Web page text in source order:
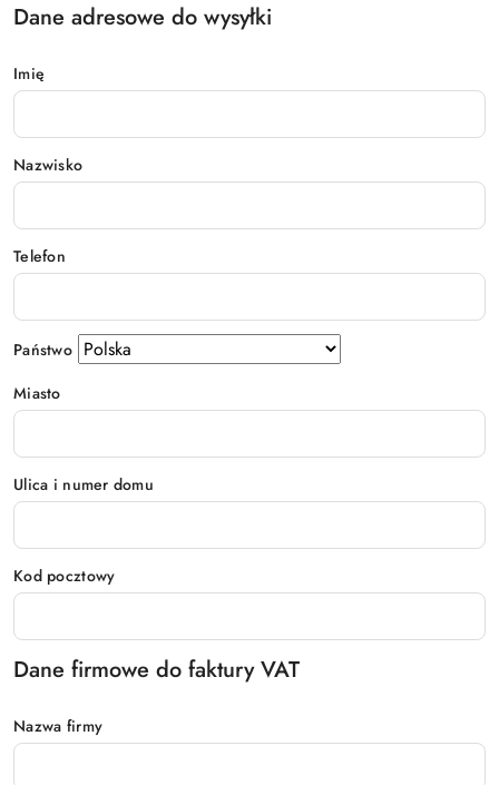
Dane adresowe do wysyłki
Imię
Nazwisko
Telefon
Państwo
Miasto
Ulica i numer domu
Kod pocztowy
Dane firmowe do faktury VAT
Nazwa firmy